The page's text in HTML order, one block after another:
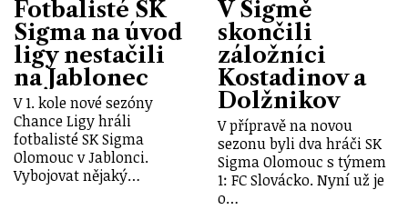
Fotbalisté SK
Sigma na úvod
ligy nestačili
na Jablonec
V 1. kole nové sezóny
Chance Ligy hráli
fotbalisté SK Sigma
Olomouc v Jablonci.
Vybojovat nějaký…
V Sigmě
skončili
záložníci
Kostadinov a
Dolžnikov
V přípravě na novou
sezonu byli dva hráči SK
Sigma Olomouc s týmem
1: FC Slovácko. Nyní už je
o…